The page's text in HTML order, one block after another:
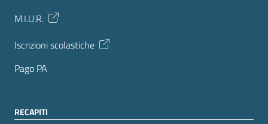
M.I.U.R.
Iscrizioni scolastiche
Pago PA
RECAPITI